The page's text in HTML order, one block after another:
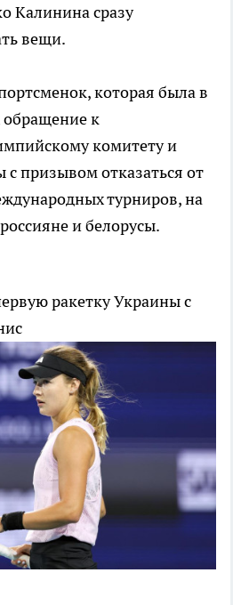
Калинина сразу
вещи.
которая была в
к
комитету и
призывом отказаться от
турниров, на
и белорусы.
ракетку Украины с